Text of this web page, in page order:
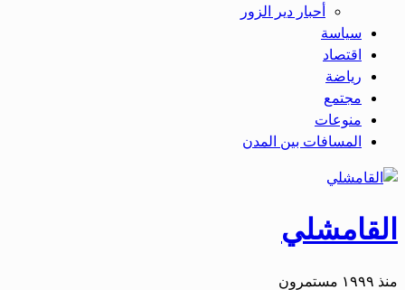
أحبار دير الزور
سياسة
اقتصاد
رياضة
مجتمع
منوعات
المسافات بين المدن
القامشلي
منذ ١٩٩٩ مستمرون